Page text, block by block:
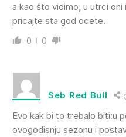
a kao što vidimo, u utrci oni
pricajte sta god ocete.
0 0
Seb Red Bull
Evo kak bi to trebalo biti:u
ovogodisnju sezonu i